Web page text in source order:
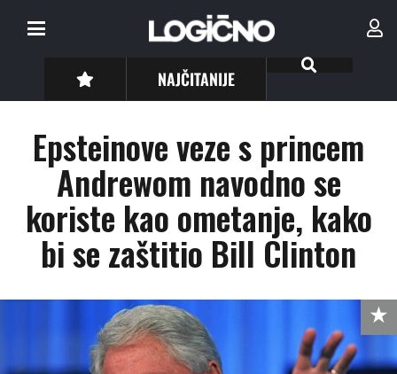
NAJČITANIJE
Epsteinove veze s princem
Andrewom navodno se
koriste kao ometanje, kako
bi se zaštitio Bill Clinton